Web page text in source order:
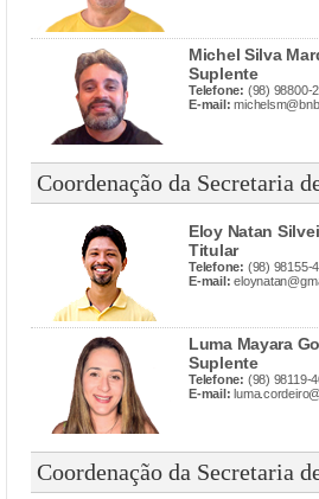
Michel Silva
Suplente
Telefone: (98) 98800-
E-mail:
Coordenação da Secretaria
Eloy Natan
Titular
Telefone: (98) 98155-
E-mail:
Luma Mayara
Suplente
Telefone: (98) 98119-
E-mail:
Coordenação da Secretaria